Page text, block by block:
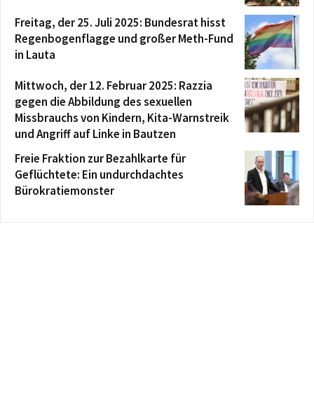
Freitag, der 25. Juli 2025: Bundesrat hisst
Regenbogenflagge und großer Meth-Fund
in Lauta
Mittwoch, der 12. Februar 2025: Razzia
gegen die Abbildung des sexuellen
Missbrauchs von Kindern, Kita-Warnstreik
und Angriff auf Linke in Bautzen
Freie Fraktion zur Bezahlkarte für
Geflüchtete: Ein undurchdachtes
Bürokratiemonster